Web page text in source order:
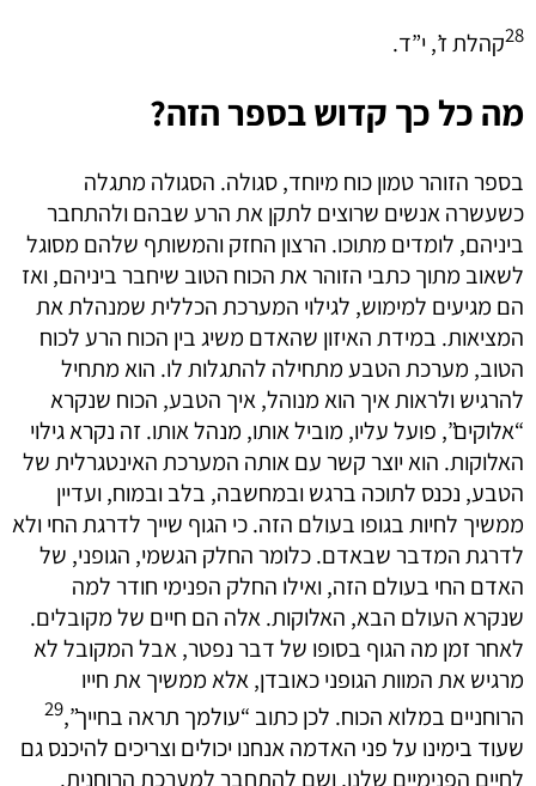
28קהלת ז’, י”ד.
מה כל כך קדוש בספר הזה?
בספר הזוהר טמון כוח מיוחד, סגולה. הסגולה מתגלה
כשעשרה אנשים שרוצים לתקן את הרע שבהם ולהתחבר
ביניהם, לומדים מתוכו. הרצון החזק והמשותף שלהם מסוגל
לשאוב מתוך כתבי הזוהר את הכוח הטוב שיחבר ביניהם, ואז
הם מגיעים למימוש, לגילוי המערכת הכללית שמנהלת את
המציאות. במידת האיזון שהאדם משיג בין הכוח הרע לכוח
הטוב, מערכת הטבע מתחילה להתגלות לו. הוא מתחיל
להרגיש ולראות איך הוא מנוהל, איך הטבע, הכוח שנקרא
“אלוקים”, פועל עליו, מוביל אותו, מנהל אותו. זה נקרא גילוי
האלוקות. הוא יוצר קשר עם אותה המערכת האינטגרלית של
הטבע, נכנס לתוכה ברגש ובמחשבה, בלב ובמוח, ועדיין
ממשיך לחיות בגופו בעולם הזה. כי הגוף שייך לדרגת החי ולא
לדרגת המדבר שבאדם. כלומר החלק הגשמי, הגופני, של
האדם החי בעולם הזה, ואילו החלק הפנימי חודר למה
שנקרא העולם הבא, האלוקות. אלה הם חיים של מקובלים.
לאחר זמן מה הגוף בסופו של דבר נפטר, אבל המקובל לא
מרגיש את המוות הגופני כאובדן, אלא ממשיך את חייו
הרוחניים במלוא הכוח. לכן כתוב “עולמך תראה בחייך”,29
שעוד בימינו על פני האדמה אנחנו יכולים וצריכים להיכנס גם
לחיים הפנימיים שלנו, ושם להתחבר למערכת הרוחנית.